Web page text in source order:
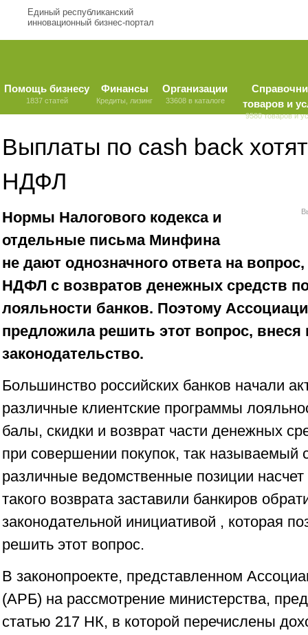
Единый республиканский
инновационный бизнес-портал
Помощь бизнесу
1837 статей
Финансы
Кредиты, лизинг
Организации
33608 в каталоге
товаров и
9580 товаров и
Выплаты по cash back
НДФЛ
Нормы Налогового кодекса и
отдельные письма Минфина
не дают однозначного ответа на
НДФЛ с возвратов денежных средств
лояльности банков. Поэтому
предложила решить этот вопрос, внеся
законодательство.
Большинство российских банков начали
различные клиентские программы
балы, скидки и возврат части денежных
при совершении покупок, так называемый
различные ведомственные позиции
такого возврата заставили банкиров
законодательной инициативой , которая
решить этот вопрос.
В законопроекте, представленном
(АРБ) на рассмотрение министерства,
статью 217 НК, в которой перечислены